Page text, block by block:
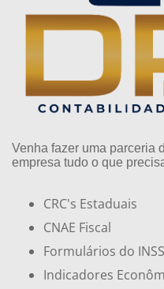
Venha fazer uma parceria
empresa tudo o que
CRC's Estaduais
CNAE Fiscal
Formulários do INSS
Indicadores